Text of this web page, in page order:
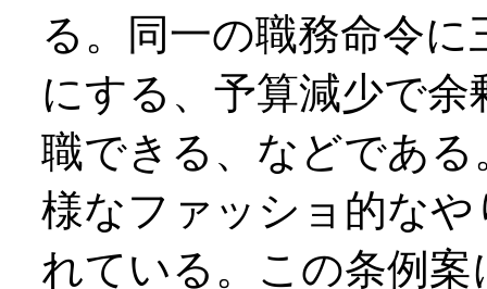
る。同一の職務命令
にする、予算減少で
職できる、などであ
様なファッショ的な
れている。この条例